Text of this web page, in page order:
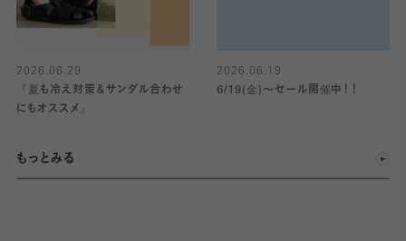
2026.06.29
『夏も冷え対策＆サンダル合わせ
にもオススメ』
2026.06.19
6/19(金)〜セール開催中！！
もっとみる